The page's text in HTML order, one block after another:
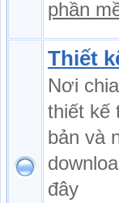
phần
Thiết
Nơi
thiết kế
bản và
đây